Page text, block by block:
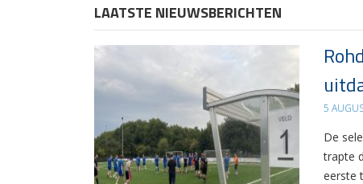
LAATSTE NIEUWSBERICHTEN
5
De
trapte
eerste